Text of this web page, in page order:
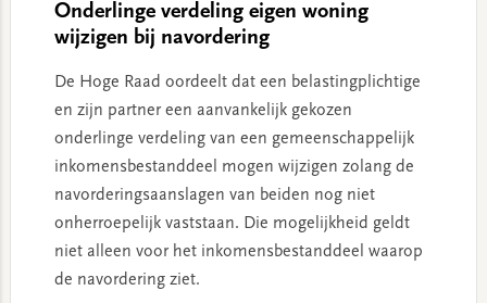
Onderlinge verdeling eigen woning
wijzigen bij navordering
De Hoge Raad oordeelt dat een belastingplichtige
en zijn partner een aanvankelijk gekozen
onderlinge verdeling van een gemeenschappelijk
inkomensbestanddeel mogen wijzigen zolang de
navorderingsaanslagen van beiden nog niet
onherroepelijk vaststaan. Die mogelijkheid geldt
niet alleen voor het inkomensbestanddeel waarop
de navordering ziet.